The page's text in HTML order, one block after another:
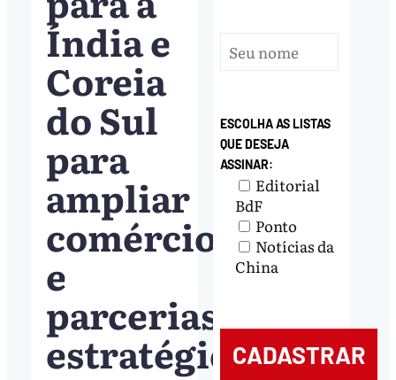
Índia e
Coreia
do Sul
para
ampliar
comércio
e
parcerias
estratégicas
ESCOLHA AS LISTAS
QUE DESEJA
ASSINAR:
Editorial
BdF
Ponto
Notícias da
China